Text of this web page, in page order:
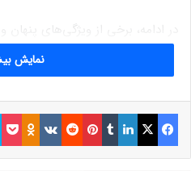
در ادامه، برخی از ویژگی‌های
می‌کنیم که ممکن است تا به حال از
مپس برای رانندگی استفاده
با انتخاب از میان انواع مختلف
شخصی‌سازی کنید. از پیکاپ‌های
نمایش
فیسبوک ایکس لینکداین تامبلر پینتریست Reddit
VKontakte
Odnoklassniki